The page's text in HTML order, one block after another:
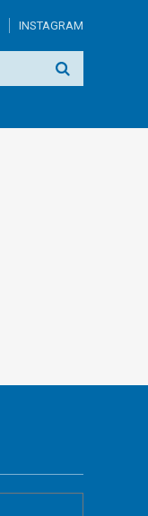
INSTAGRAM